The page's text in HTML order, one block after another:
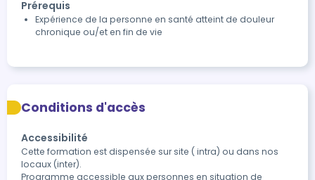
Prérequis
Expérience de la personne en santé atteint de douleur
chronique ou/et en fin de vie
Conditions d'accès
Accessibilité
Cette formation est dispensée sur site ( intra) ou dans nos
locaux (inter).
Programme accessible aux personnes en situation de